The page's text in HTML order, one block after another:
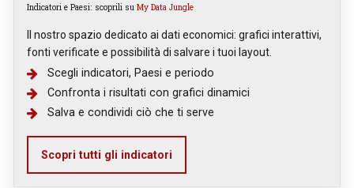
Indicatori e Paesi: scoprili su My Data Jungle
Il nostro spazio dedicato ai dati economici: grafici interattivi,
fonti verificate e possibilità di salvare i tuoi layout.
Scegli indicatori, Paesi e periodo
Confronta i risultati con grafici dinamici
Salva e condividi ciò che ti serve
Scopri tutti gli indicatori